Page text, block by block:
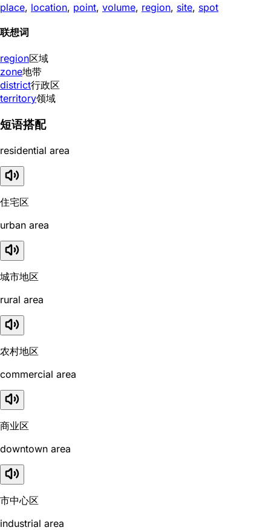
place, location, point, volume, region, site, spot
联想词
region区域
zone地带
district行政区
territory领域
短语搭配
residential area
住宅区
urban area
城市地区
rural area
农村地区
commercial area
商业区
downtown area
市中心区
industrial area